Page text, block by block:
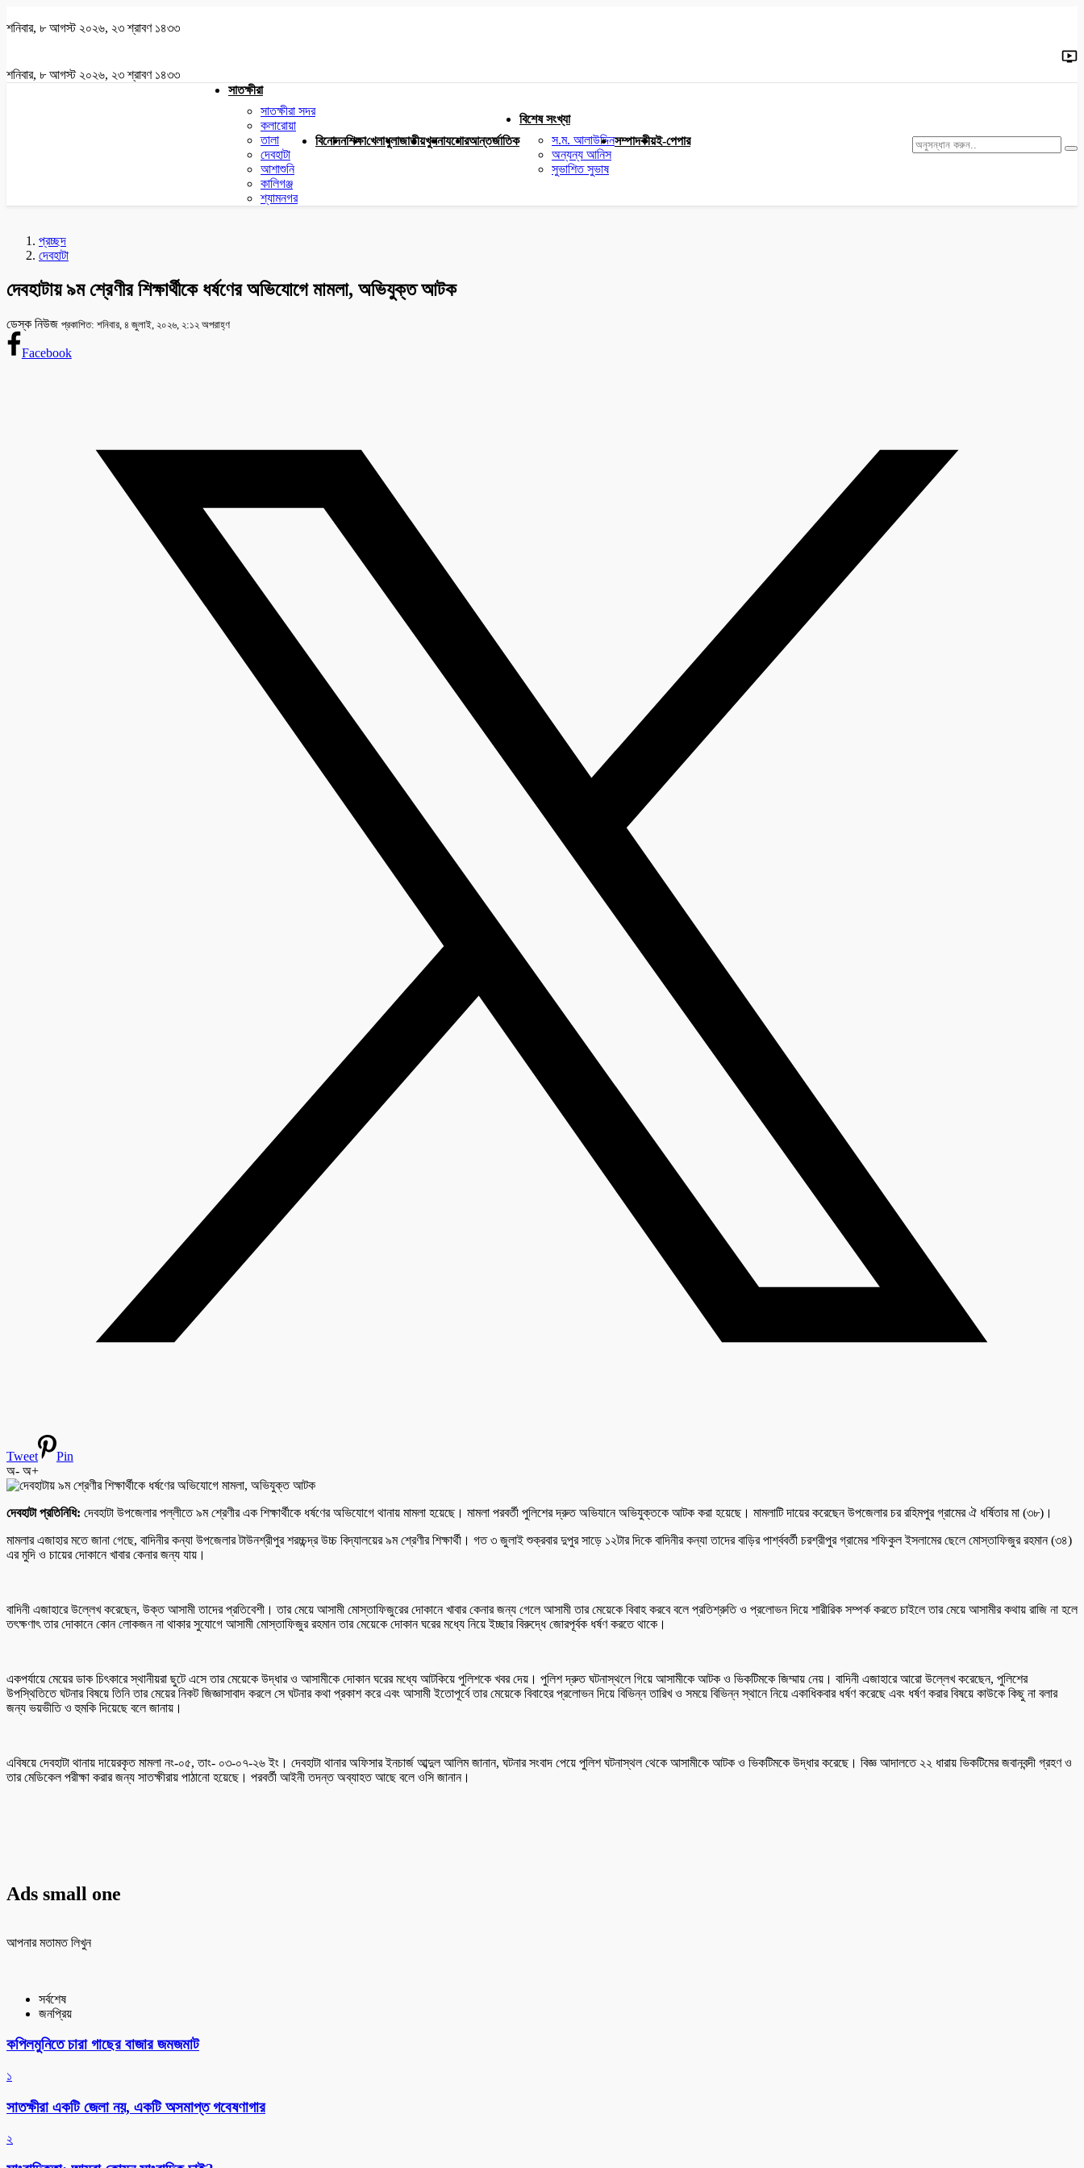
শনিবার, ৮ আগস্ট ২০২৬, ২৩ শ্রাবণ ১৪৩৩
শনিবার, ৮ আগস্ট ২০২৬, ২৩ শ্রাবণ ১৪৩৩
সাতক্ষীরা
সাতক্ষীরা সদর
কলারোয়া
তালা
দেবহাটা
আশাশুনি
কালিগঞ্জ
শ্যামনগর
বিনোদনশিক্ষাখেলাধুলাজাতীয়খুলনাযশোরআন্তর্জাতিক
বিশেষ সংখ্যা
স.ম. আলাউদ্দিন
অন্যন্য আনিস
সুভাশিত সুভাষ
সম্পাদকীয়ই-পেপার
প্রচ্ছদ
দেবহাটা
দেবহাটায় ৯ম শ্রেণীর শিক্ষার্থীকে ধর্ষণের অভিযোগে মামলা, অভিযুক্ত আটক
ডেস্ক নিউজ প্রকাশিত: শনিবার, ৪ জুলাই, ২০২৬, ২:১২ অপরাহ্ণ
Facebook
Tweet
Pin
অ- অ+
দেবহাটা প্রতিনিধি: দেবহাটা উপজেলার পল্লীতে ৯ম শ্রেণীর এক শিক্ষার্থীকে ধর্ষণের অভিযোগে থানায় মামলা হয়েছে। মামলা পরবর্তী পুলিশের দ্রুত অভিযানে অভিযুক্তকে আটক করা হয়েছে। মামলাটি দায়ের করেছেন উপজেলার চর রহিমপুর গ্রামের ঐ ধর্ষিতার মা (৩৮)।
মামলার এজাহার মতে জানা গেছে, বাদিনীর কন্যা উপজেলার টাউনশ্রীপুর শরচ্চন্দ্র উচ্চ বিদ্যালয়ের ৯ম শ্রেণীর শিক্ষার্থী। গত ৩ জুলাই শুক্রবার দুপুর সাড়ে ১২টার দিকে বাদিনীর কন্যা তাদের বাড়ির পার্শ্ববর্তী চরশ্রীপুর গ্রামের শফিকুল ইসলামের ছেলে মোস্তাফিজুর রহমান (৩৪)
এর মুদি ও চায়ের দোকানে খাবার কেনার জন্য যায়।
বাদিনী এজাহারে উল্লেখ করেছেন, উক্ত আসামী তাদের প্রতিবেশী। তার মেয়ে আসামী মোস্তাফিজুরের দোকানে খাবার কেনার জন্য গেলে আসামী তার মেয়েকে বিবাহ করবে বলে প্রতিশ্রুতি ও প্রলোভন দিয়ে শারীরিক সম্পর্ক করতে চাইলে তার মেয়ে আসামীর কথায় রাজি না হলে
তৎক্ষণাৎ তার দোকানে কোন লোকজন না থাকার সুযোগে আসামী মোস্তাফিজুর রহমান তার মেয়েকে দোকান ঘরের মধ্যে নিয়ে ইচ্ছার বিরুদ্ধে জোরপূর্বক ধর্ষণ করতে থাকে।
একপর্যায়ে মেয়ের ডাক চিৎকারে স্থানীয়রা ছুটে এসে তার মেয়েকে উদ্ধার ও আসামীকে দোকান ঘরের মধ্যে আটকিয়ে পুলিশকে খবর দেয়। পুলিশ দ্রুত ঘটনাস্থলে গিয়ে আসামীকে আটক ও ভিকটিমকে জিম্মায় নেয়। বাদিনী এজাহারে আরো উল্লেখ করেছেন, পুলিশের
উপস্থিতিতে ঘটনার বিষয়ে তিনি তার মেয়ের নিকট জিজ্ঞাসাবাদ করলে সে ঘটনার কথা প্রকাশ করে এবং আসামী ইতোপূর্বে তার মেয়েকে বিবাহের প্রলোভন দিয়ে বিভিন্ন তারিখ ও সময়ে বিভিন্ন স্থানে নিয়ে একাধিকবার ধর্ষণ করেছে এবং ধর্ষণ করার বিষয়ে কাউকে কিছু না বলার
জন্য ভয়ভীতি ও হুমকি দিয়েছে বলে জানায়।
এবিষয়ে দেবহাটা থানায় দায়েরকৃত মামলা নং-০৫, তাং- ০৩-০৭-২৬ ইং। দেবহাটা থানার অফিসার ইনচার্জ আব্দুল আলিম জানান, ঘটনার সংবাদ পেয়ে পুলিশ ঘটনাস্থল থেকে আসামীকে আটক ও ভিকটিমকে উদ্ধার করেছে। বিজ্ঞ আদালতে ২২ ধারায় ভিকটিমের জবানবন্দী গ্রহণ ও
তার মেডিকেল পরীক্ষা করার জন্য সাতক্ষীরায় পাঠানো হয়েছে। পরবর্তী আইনী তদন্ত অব্যাহত আছে বলে ওসি জানান।
Ads small one
আপনার মতামত লিখুন
সর্বশেষ
জনপ্রিয়
কপিলমুনিতে চারা গাছের বাজার জমজমাট
১
সাতক্ষীরা একটি জেলা নয়, একটি অসমাপ্ত গবেষণাগার
২